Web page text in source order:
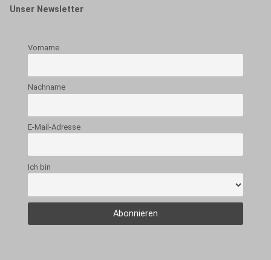
Unser Newsletter
Vorname
Nachname
E-Mail-Adresse
Ich bin